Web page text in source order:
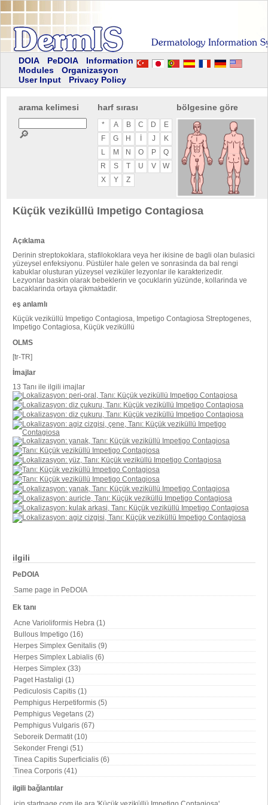
DOIA PeDOIA
Information
Modules
Organizasyon
User Input
Privacy Policy
arama kelimesi
🔎
harf sırası
* A B C D
E
F
G H J
K
L
M N O P
Q
R
S T U V
W
X
Y Z
bölgesine göre
ilgili
PeDOIA
Same page in PeDOIA
Ek tanı
Acne Varioliformis Hebra (1)
Bullous Impetigo (16)
Herpes Simplex Genitalis (9)
Herpes Simplex Labialis (6)
Herpes Simplex (33)
Paget Hastaligi (1)
Pediculosis Capitis (1)
Pemphigus Herpetiformis (5)
Pemphigus Vegetans (2)
Pemphigus Vulgaris (67)
Seboreik Dermatit (10)
Sekonder Frengi (51)
Tinea Capitis Superficialis (6)
Tinea Corporis (41)
ilgili bağlantılar
Küçük veziküllü Impetigo Contagiosa
Açıklama
Derinin streptokoklara, stafilokoklara veya her ikisine de bagli olan bulasici
yüzeysel enfeksiyonu. Püstüler hale gelen ve sonrasinda da bal rengi
kabuklar olusturan yüzeysel veziküler lezyonlar ile karakterizedir.
Lezyonlar baskin olarak bebeklerin ve çocuklarin yüzünde, kollarinda ve
bacaklarinda ortaya çikmaktadir.
eş anlamlı
Küçük veziküllü Impetigo Contagiosa, Impetigo Contagiosa Streptogenes,
Impetigo Contagiosa, Küçük veziküllü
OLMS
[tr-TR]
İmajlar
13 Tanı ile ilgili imajlar